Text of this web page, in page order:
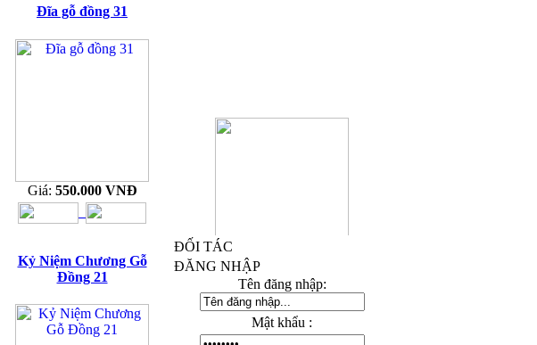
Đĩa gỗ đồng 31
Giá: 550.000 VNĐ
Kỷ Niệm Chương Gỗ
Đồng 21
Kỷ Niệm Chương Đồng 03
ĐỐI TÁC
ĐĂNG NHẬP
Tên đăng nhập:
Mật khẩu :